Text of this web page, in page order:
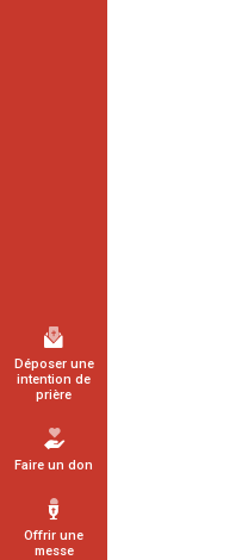
Déposer une
intention de
prière
Faire un don
Offrir une
messe